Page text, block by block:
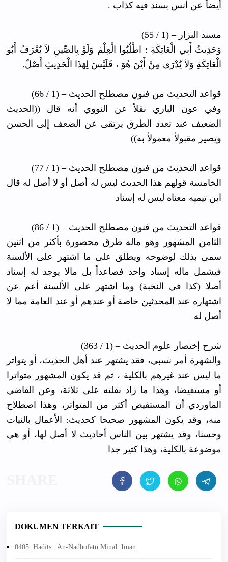
أيضاً عن أنس بسند فيه كذاب .
مسند البزار – (1 / 55)
وَحَدِيثُ أَبِي الْعَاتِكَةِ : اطْلُبُوا الْعِلْمَ وَلَوْ بِالصِّينِ لاَ يُعْرَفُ أَبُو
الْعَاتِكَةِ وَلاَ يُدْرَى مِنْ أَيْنَ هُوَ ، فَلَيْسَ لِهَذَا الْحَدِيثِ أَصْلٌ.
قواعد التحديث من فنون مصطلح الحديث – (1 / 66)
وفي عون الباري نقلاً عن النووي أنه قال ((الحديث
الضعيف عند تعدد الطرق يرتقى عن الضعف إلى الحسن
ويصير مقبولاً معمولاً به))
قواعد التحديث من فنون مصطلح الحديث – (1 / 77)
الخامسة قولهم هذا الحديث ليس له أصل أو لا أصل له قال
ابن تيميه معناه ليس له إسناد
قواعد التحديث من فنون مصطلح الحديث – (1 / 86)
الثامن المشهور وهو ماله طرق محصورة بأكثر من اثنين
سمى بذلك لوضوحه ويطلق على ما اشتهر على الألسنة
فيشمل ماله إسناد واحد فصاعداً بل مالا يوجد له إسناد
أصلا (كذا في النخبة) وما اشتهر على الألسنة أعم عن
اشتهاره عند المحدثين خاصة أو عندهم أو عند العامة مما لا
أصل له
شرح إختصار علوم الحديث – (1 / 363)
والشهرة أمر نسبي، فقد يشتهر عند أهل الحديث، أو يتواتر
ما ليس عند غيرهم بالكلية ، ثم قد يكون المشهور متواترا
أو مستفيضا، وهذا ما زاد نقلته على ثلاثة، وعن القاضي
الماوردي أن المستفيض أكثر من المتواتر، وهذا اصطلاح
منه، وقد يكون المشهور صحيحا كحديث: الأعمال بالنيات
وحسنا، وقد يشتهر بين الناس أحاديث لا أصل لها، أو هي
موضوعة بالكلية، وهذا كثير جدا
DOKUMEN TERKAIT
0405. Hadits : An-Nadhofatu MinaL Iman